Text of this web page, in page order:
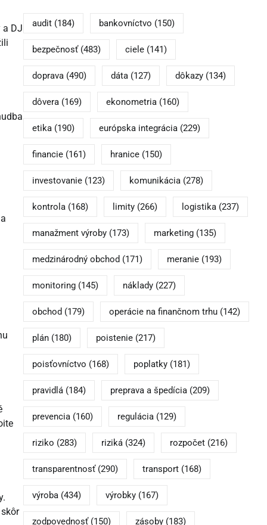
a DJ
audit(184) bankovníctvo (150)
bezpečnosť(483) ciele(141)
doprava(490) dáta(127) dôkazy(134)
dôvera(169) ekonometria(160)
etika(190) európska integrácia(229)
financie(161) hranice(150)
investovanie(123) komunikácia(278)
kontrola(168) limity(266) logistika(237)
manažment výroby(173) marketing(135)
medzinárodný obchod (171) meranie(193)
monitoring(145) náklady(227)
obchod (179) operácie na finančnom trhu(142)
plán(180) poistenie(217)
poisťovníctvo (168) poplatky(181)
pravidlá(184) preprava a špedícia(209)
prevencia(160) regulácia(129)
riziko (283) riziká(324) rozpočet(216)
transparentnosť(290) transport(168)
výroba(434) výrobky(167)
zodpovednosť(150) zásoby(183)